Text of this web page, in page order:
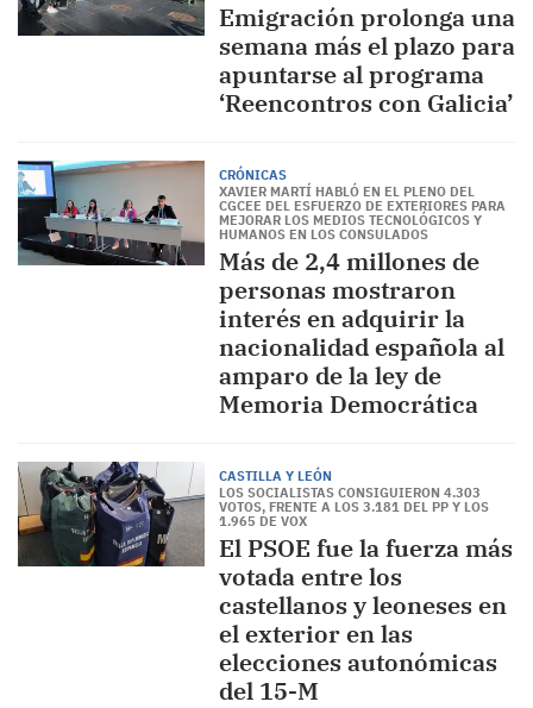
Emigración prolonga una
semana más el plazo para
apuntarse al programa
‘Reencontros con Galicia’
CRÓNICAS
XAVIER MARTÍ HABLÓ EN EL PLENO DEL
CGCEE DEL ESFUERZO DE EXTERIORES PARA
MEJORAR LOS MEDIOS TECNOLÓGICOS Y
HUMANOS EN LOS CONSULADOS
Más de 2,4 millones de
personas mostraron
interés en adquirir la
nacionalidad española al
amparo de la ley de
Memoria Democrática
CASTILLA Y LEÓN
LOS SOCIALISTAS CONSIGUIERON 4.303
VOTOS, FRENTE A LOS 3.181 DEL PP Y LOS
1.965 DE VOX
El PSOE fue la fuerza más
votada entre los
castellanos y leoneses en
el exterior en las
elecciones autonómicas
del 15-M